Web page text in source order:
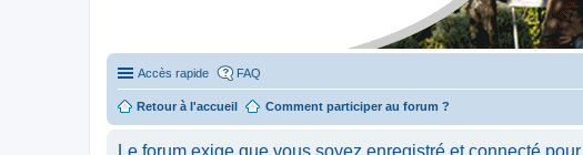
Accès rapide FAQ
Retour à l'accueil Comment participer au forum ?
Le forum exige que vous soyez enregistré et connecté